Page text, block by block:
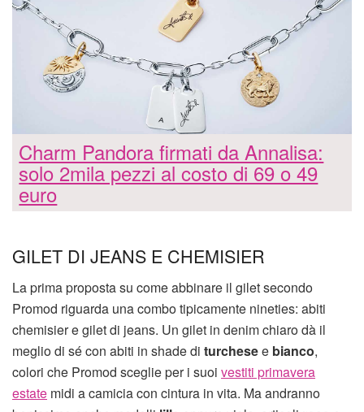
Charm Pandora firmati da Annalisa:
solo 2mila pezzi al costo di 69 o 49
euro
GILET DI JEANS E CHEMISIER
La prima proposta su come abbinare il gilet secondo
Promod riguarda una combo tipicamente nineties: abiti
chemisier e gilet di jeans. Un gilet in denim chiaro dà il
meglio di sé con abiti in shade di turchesee bianco,
colori che Promod sceglie per i suoi vestiti primavera
estate midi a camicia con cintura in vita. Ma andranno